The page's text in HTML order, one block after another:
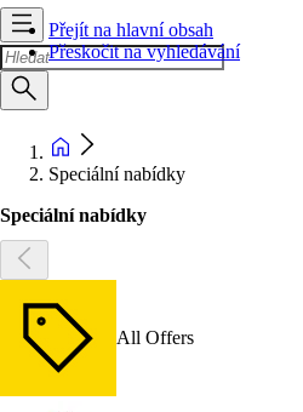
Přejít na hlavní obsah
Přeskočit na vyhledávání
Speciální nabídky
Speciální nabídky
All Offers